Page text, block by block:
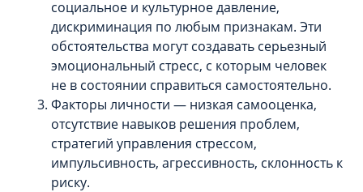
социальное и культурное давление,
дискриминация по любым признакам. Эти
обстоятельства могут создавать серьезный
эмоциональный стресс, с которым человек
не в состоянии справиться самостоятельно.
Факторы личности — низкая самооценка,
отсутствие навыков решения проблем,
стратегий управления стрессом,
импульсивность, агрессивность, склонность к
риску.